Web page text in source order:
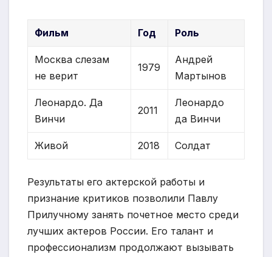
Фильм Год Роль
Москва слезам
не верит
1979
Андрей
Мартынов
Леонардо. Да
Винчи
2011
Леонардо
да Винчи
Живой 2018 Солдат
Результаты его актерской работы и
признание критиков позволили Павлу
Прилучному занять почетное место среди
лучших актеров России. Его талант и
профессионализм продолжают вызывать